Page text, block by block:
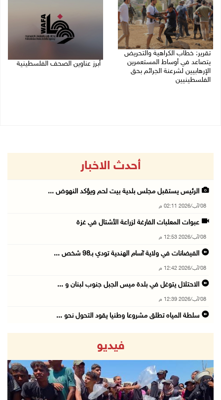
تقرير: خطاب الكراهية والتحريض
يتصاعد في أوساط المستعمرين
الإرهابيين لشرعنة الجرائم بحق
الفلسطينيين
أبرز عناوين الصحف الفلسطينية
أحدث الاخبار
الرئيس يستقبل مجلس بلدية بيت لحم ويؤكد النهوض ...
08/آب/2026 02:11 م
عبوات المعلبات الفارغة لزراعة الأشتال في غزة
08/آب/2026 12:53 م
الفيضانات في ولاية آسام الهندية تودي بـ98 شخص ...
08/آب/2026 12:42 م
الاحتلال يتوغل في بلدة ميس الجبل جنوب لبنان و ...
08/آب/2026 12:39 م
سلطة المياه تطلق مشروعا وطنيا يقود التحول نحو ...
الإعصار "دولفين" يضرب أوكيناوا باليابان والصي ...
08/آب/2026 12:08 م
42 الف مسافر تنقلوا عبر معبر الكرامة الأسبوع ...
08/آب/2026 11:44 ص
فيديو